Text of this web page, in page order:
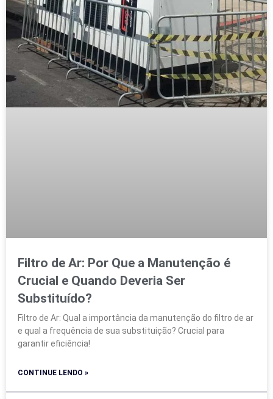
Filtro de Ar: Por Que a Manutenção é
Crucial e Quando Deveria Ser
Substituído?
Filtro de Ar: Qual a importância da manutenção do filtro de ar
e qual a frequência de sua substituição? Crucial para
garantir eficiência!
CONTINUE LENDO »